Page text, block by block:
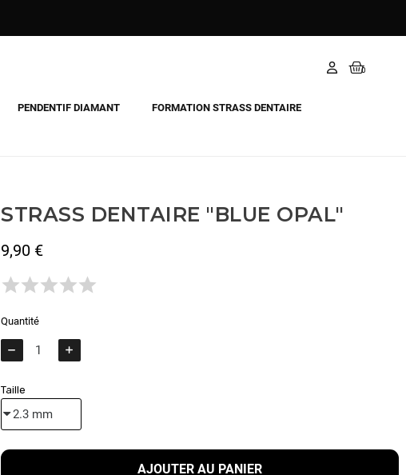
PENDENTIF DIAMANT FORMATION STRASS DENTAIRE
STRASS DENTAIRE "BLUE OPAL"
9,90 €
Quantité
Taille
AJOUTER AU PANIER